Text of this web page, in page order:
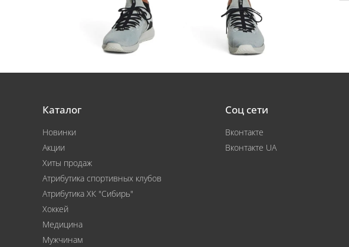
Каталог
Новинки
Акции
Хиты продаж
Атрибутика спортивных клубов
Атрибутика ХК "Сибирь"
Хоккей
Медицина
Мужчинам
Соц сети
Вконтакте
Вконтакте UA